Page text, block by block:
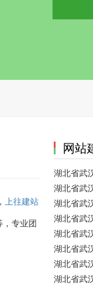
， 上往建站
，专业团
网站